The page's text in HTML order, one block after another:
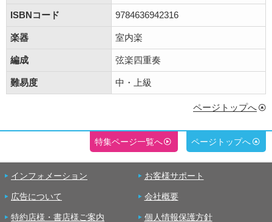
ISBNコード 9784636942316
楽器 室内楽
編成 弦楽四重奏
難易度 中・上級
ページトップへ
特集ページ一覧へ ページトップへ
インフォメーション お客様サポート
広告について 会社概要
特約店様・書店様ご案内 個人情報保護方針